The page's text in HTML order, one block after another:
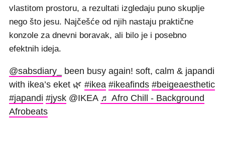
vlastitom prostoru, a rezultati izgledaju puno skuplje
nego što jesu. Najčešće od njih nastaju praktične
konzole za dnevni boravak, ali bilo je i posebno
efektnih ideja.
@sabsdiary_
been busy again! soft, calm & japandi
with ikea’s eket 🌿 #ikea #ikeafinds #beigeaesthetic
#japandi #jysk @IKEA ♬ Afro Chill - Background
Afrobeats